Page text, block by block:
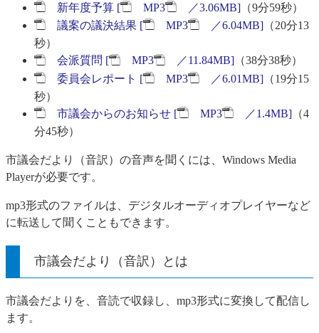
新年度予算 [
MP3 ／3.06MB] （9分59秒）
議案の議決結果 [
MP3 ／6.04MB] （20分13
秒）
会派質問 [
MP3 ／11.84MB] （38分38秒）
委員会レポート [
MP3 ／6.01MB] （19分15
秒）
市議会からのお知らせ [
MP3 ／1.4MB] （4
分45秒）
市議会だより（音訳）の音声を聞くには、Windows Media
Playerが必要です。
mp3形式のファイルは、デジタルオーディオプレイヤーなど
に転送して聞くこともできます。
市議会だより（音訳）とは
市議会だよりを、音読で収録し、mp3形式に変換して配信し
ます。